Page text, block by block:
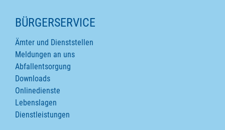
SEITENINHALTE
BÜRGERSERVICE
Ämter und Dienststellen
Meldungen an uns
Abfallentsorgung
Downloads
Onlinedienste
Lebenslagen
Dienstleistungen